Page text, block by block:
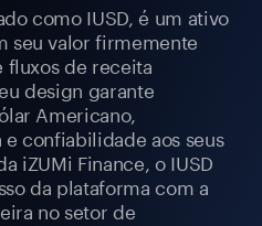
como IUSD, é um ativo
seu valor firmemente
fluxos de receita
design garante
Americano,
confiabilidade aos seus
iZUMi Finance, o IUSD
da plataforma com a
no setor de